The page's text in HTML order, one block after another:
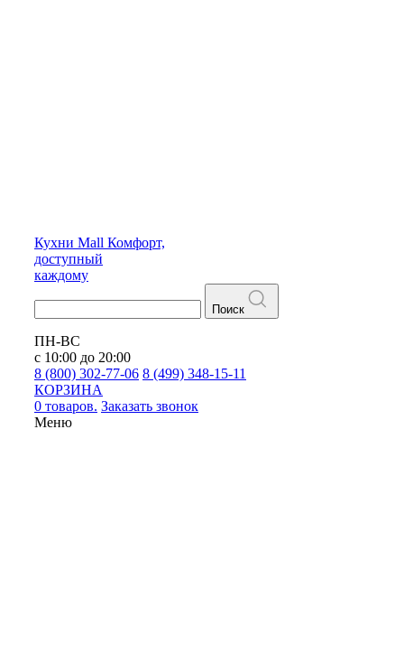
Кухни Mall Комфорт,
доступный
каждому
Поиск
ПН-ВС
с 10:00 до 20:00
8 (800) 302-77-06 8 (499) 348-15-11
КОРЗИНА
0 товаров. Заказать звонок
Меню